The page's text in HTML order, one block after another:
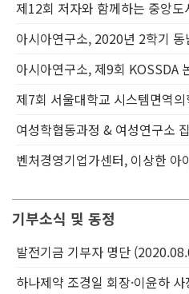
아시아연구소, 2020년 2학기
아시아연구소, 제9회 KOSSDA
제7회 서울대학교 시스템면역
벤처경영기업가센터, 이상한
기부소식 및 동정
발전기금 기부자 명단